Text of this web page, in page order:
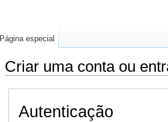
Criar uma conta ou
Autenticação
Página especial